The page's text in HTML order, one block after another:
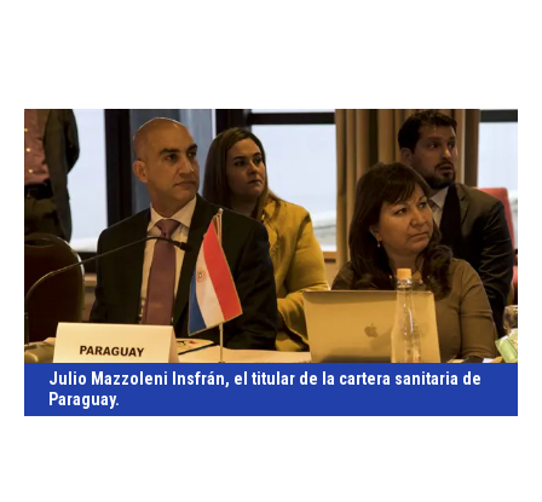
Julio Mazzoleni Insfrán, el titular de la cartera sanitaria de
Paraguay.